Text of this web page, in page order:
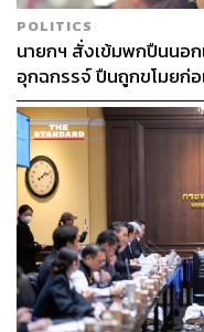
POLITICS
นายกฯ สั่งเข้มพกปืนนอก
อุกฉกรรจ์ ปืนถูกขโมยก่